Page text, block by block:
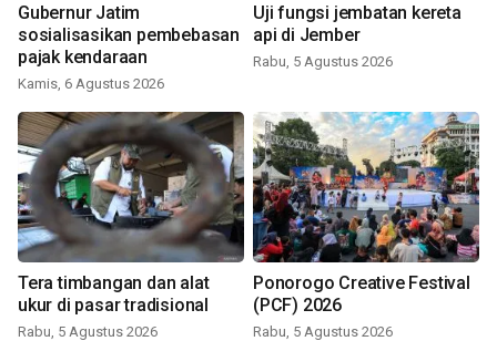
Gubernur Jatim
sosialisasikan pembebasan
pajak kendaraan
Kamis, 6 Agustus 2026
Uji fungsi jembatan kereta
api di Jember
Rabu, 5 Agustus 2026
Tera timbangan dan alat
ukur di pasar tradisional
Rabu, 5 Agustus 2026
Ponorogo Creative Festival
(PCF) 2026
Rabu, 5 Agustus 2026